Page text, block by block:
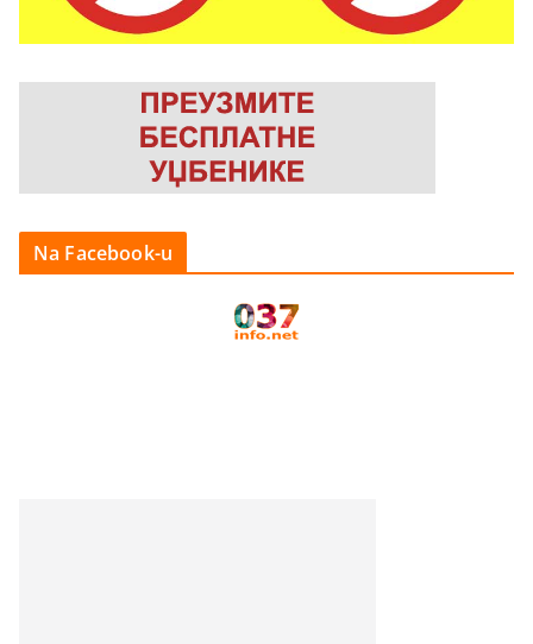
Na Facebook-u